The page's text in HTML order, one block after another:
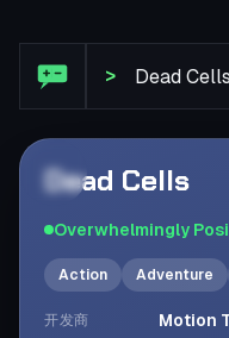
>
Dead Cells
Overwhelmingly
Action Adventure
开发商 Motion